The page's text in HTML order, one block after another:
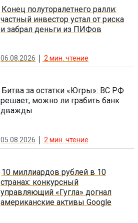
Конец полуторалетнего ралли:
частный инвестор устал от риска
и забрал деньги из ПИФов
06.08.2026 2 мин. чтение
Битва за остатки «Югры»: ВС РФ
решает, можно ли грабить банк
дважды
05.08.2026 2 мин. чтение
10 миллиардов рублей в 10
странах: конкурсный
управляющий «Гугла» догнал
американские активы Google